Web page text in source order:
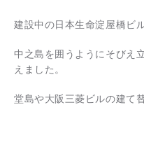
建設中の日本生命淀屋橋ビ
中之島を囲うようにそびえ
えました。
堂島や大阪三菱ビルの建て